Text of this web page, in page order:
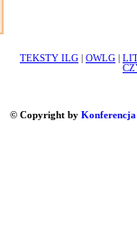
TEKSTY ILG OWLG
© Copyright by Konferencja